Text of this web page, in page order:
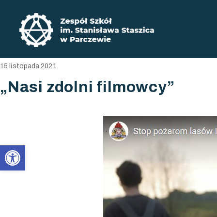
Open toolbar
Zespół Szkół im. Stanisława Staszica w
Zadbaj o swoją przyszłość ​wybierz
15 listopada 2021
„Nasi zdolni filmowcy”